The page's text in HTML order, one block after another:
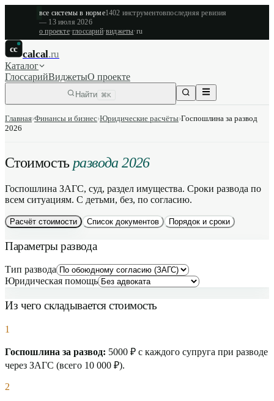
все системы в норме1402 инструментовпоследняя ревизия
— 13 июля 2026
о проекте·глоссарий·виджеты·ru
cc calcal.ru
Каталог
ГлоссарийВиджетыО проекте
Найти ⌘K
Главная›Финансы и бизнес›Юридические расчёты›Госпошлина за развод
2026
Стоимость развода 2026
Госпошлина ЗАГС, суд, раздел имущества. Сроки развода по
всем ситуациям. С детьми, без, по согласию.
Расчёт стоимости Список документов Порядок и сроки
Параметры развода
Тип развода
Юридическая помощь
Из чего складывается стоимость
1
Госпошлина за развод: 5000 ₽ с каждого супруга при разводе
через ЗАГС (всего 10 000 ₽).
2